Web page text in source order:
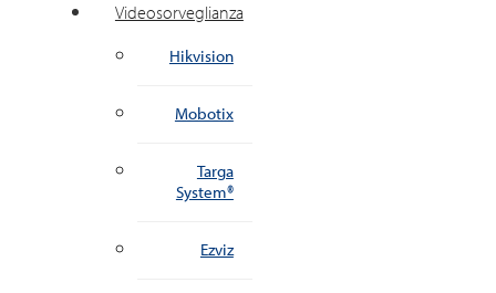
Videosorveglianza
Hikvision
Mobotix
Targa
System®
Ezviz